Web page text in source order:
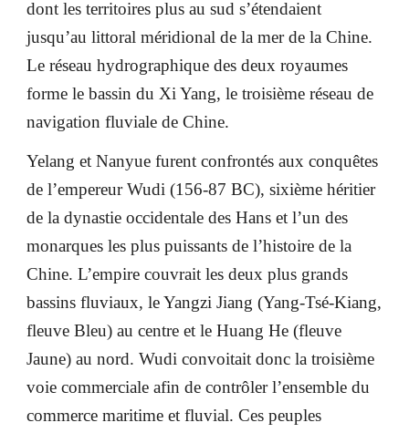
dont les territoires plus au sud s’étendaient
jusqu’au littoral méridional de la mer de la Chine.
Le réseau hydrographique des deux royaumes
forme le bassin du Xi Yang, le troisième réseau de
navigation fluviale de Chine.
Yelang et Nanyue furent confrontés aux conquêtes
de l’empereur Wudi (156-87 BC), sixième héritier
de la dynastie occidentale des Hans et l’un des
monarques les plus puissants de l’histoire de la
Chine. L’empire couvrait les deux plus grands
bassins fluviaux, le Yangzi Jiang (Yang-Tsé-Kiang,
fleuve Bleu) au centre et le Huang He (fleuve
Jaune) au nord. Wudi convoitait donc la troisième
voie commerciale afin de contrôler l’ensemble du
commerce maritime et fluvial. Ces peuples